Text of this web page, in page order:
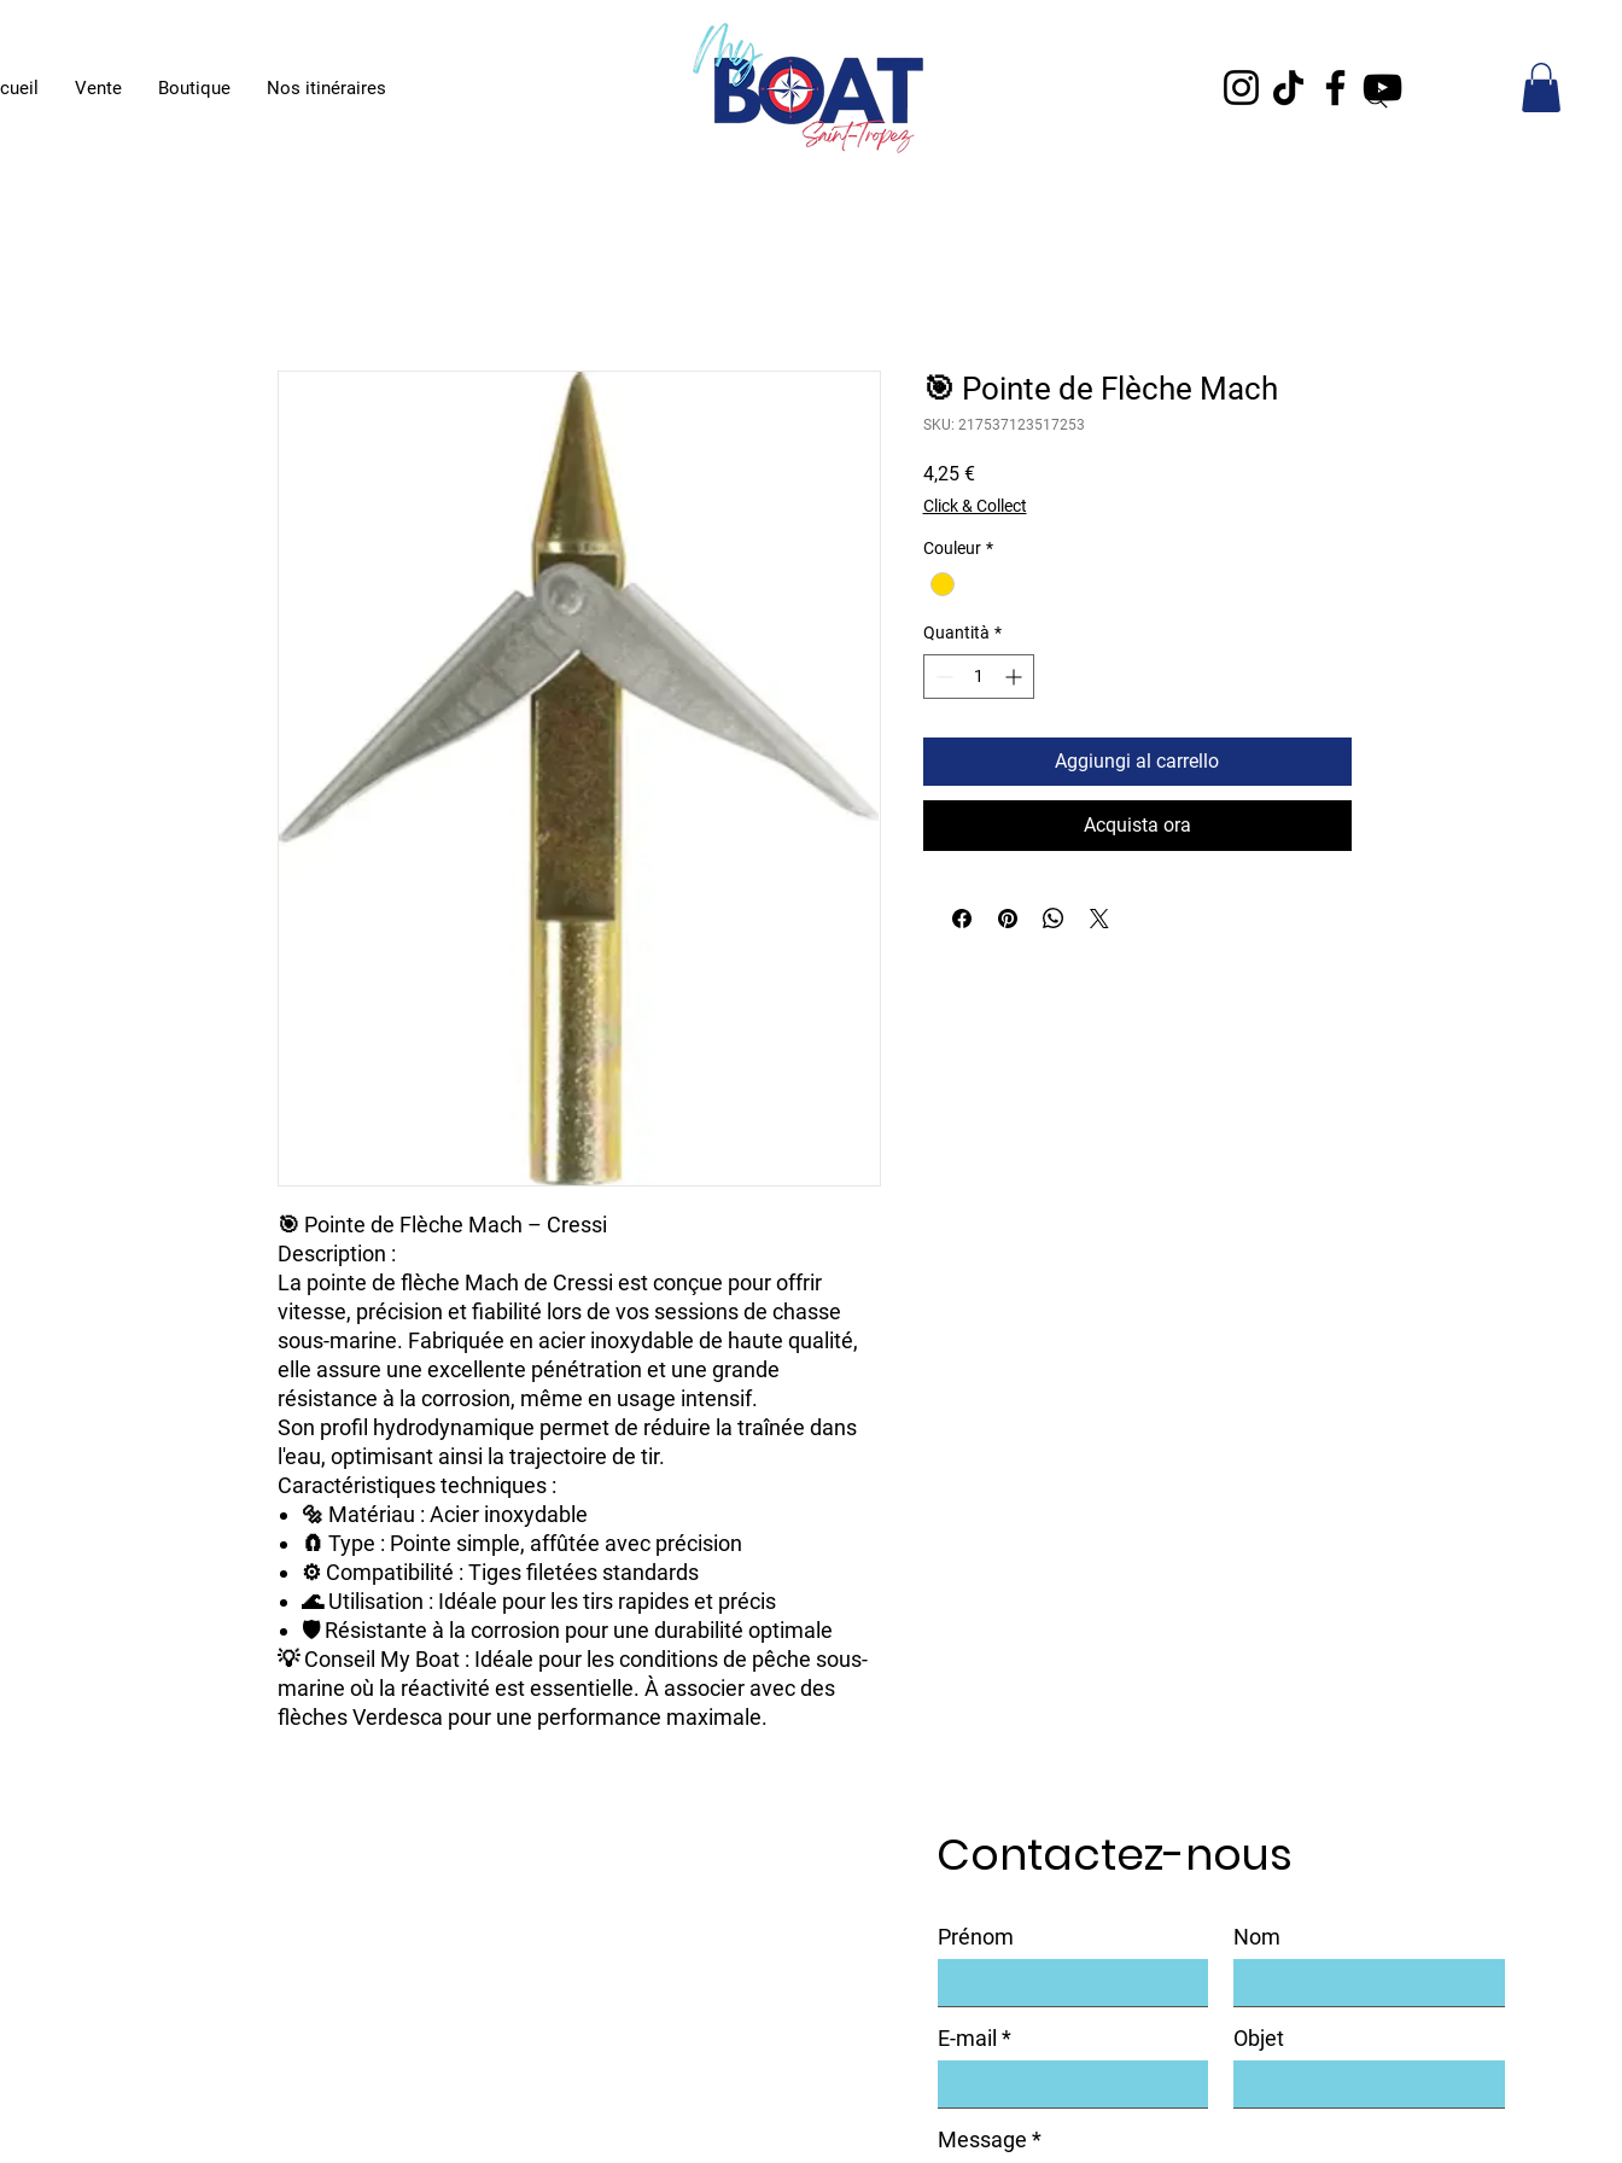
Vente Boutique Nos itinéraires
🎯 Pointe de Flèche Mach – Cressi
Description :
La pointe de flèche Mach de Cressi est conçue pour offrir
vitesse, précision et fiabilité lors de vos sessions de chasse
sous-marine. Fabriquée en acier inoxydable de haute qualité,
elle assure une excellente pénétration et une grande
résistance à la corrosion, même en usage intensif.
Son profil hydrodynamique permet de réduire la traînée dans
l'eau, optimisant ainsi la trajectoire de tir.
Caractéristiques techniques :
🔩 Matériau : Acier inoxydable
🧲 Type : Pointe simple, affûtée avec précision
⚙️ Compatibilité : Tiges filetées standards
🌊Utilisation : Idéale pour les tirs rapides et précis
🛡️Résistante à la corrosion pour une durabilité optimale
💡Conseil My Boat: Idéale pour les conditions de pêche sous-
marine où la réactivité est essentielle. À associer avec des
flèches Verdesca pour une performance maximale.
🎯 Pointe de Flèche Mach
SKU: 217537123517253
4,25 €Prezzo
Click & Collect
Couleur *
Quantità *
Aggiungi al carrello
Acquista ora
Contactez-nous
Prénom Nom
E-mail Objet
Message